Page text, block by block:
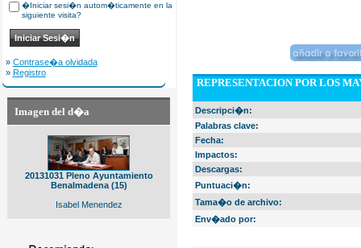
�Iniciar sesi�n autom�ticamente en la
siguiente visita?
» Contrase�a olvidada
» Registro
Imagen del d�a
20131031 Pleno Ayuntamiento
Benalmadena (15)
Isabel Menendez
REPRESENTACION POR LOS
Descripci�n:
Palabras clave:
Fecha:
Impactos:
Descargas:
Puntuaci�n:
Tama�o de archivo:
Env�ado por: